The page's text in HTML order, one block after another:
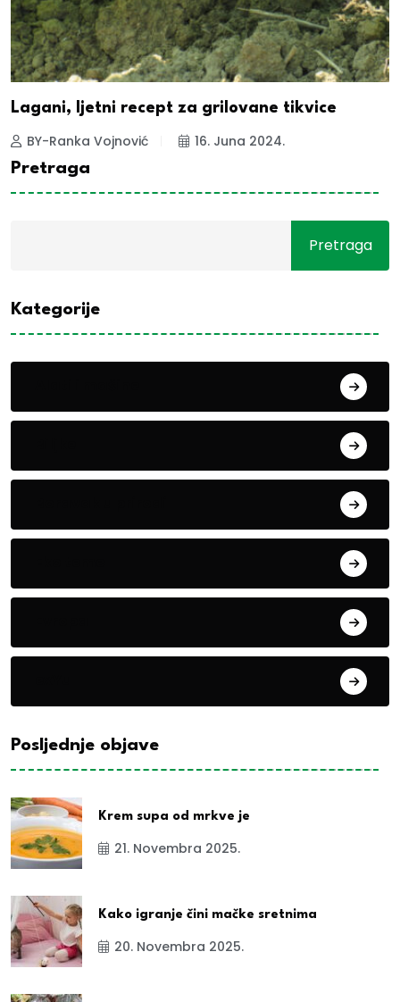
Lagani, ljetni recept za grilovane tikvice
BY-Ranka Vojnović
16. Juna 2024.
Pretraga
Pretraga
Kategorije
Posljednje objave
Krem supa od mrkve je
21. Novembra 2025.
Kako igranje čini mačke sretnima
20. Novembra 2025.